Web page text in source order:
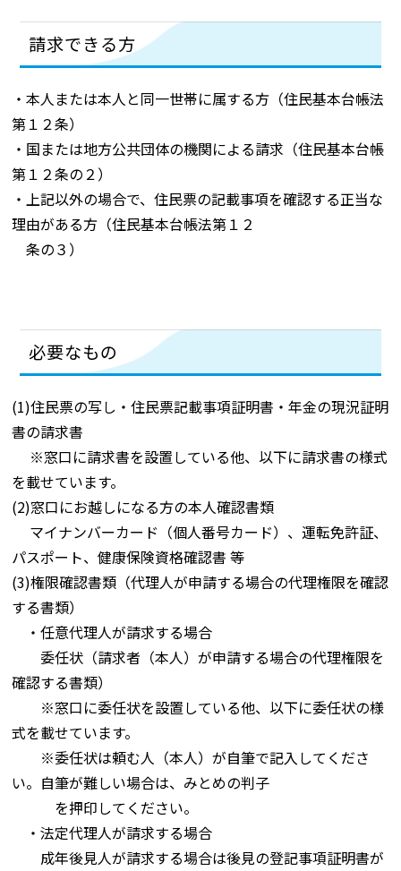
請求できる方
・本人または本人と同一世帯に属する方（住民基本台帳法
第１２条）
・国または地方公共団体の機関による請求（住民基本台帳
第１２条の２）
・上記以外の場合で、住民票の記載事項を確認する正当な
理由がある方（住民基本台帳法第１２
条の３）
必要なもの
(1)住民票の写し・住民票記載事項証明書・年金の現況証明
書の請求書
※窓口に請求書を設置している他、以下に請求書の様式
を載せています。
(2)窓口にお越しになる方の本人確認書類
マイナンバーカード（個人番号カード）、運転免許証、
パスポート、健康保険資格確認書 等
(3)権限確認書類（代理人が申請する場合の代理権限を確認
する書類）
・任意代理人が請求する場合
委任状（請求者（本人）が申請する場合の代理権限を
確認する書類）
※窓口に委任状を設置している他、以下に委任状の様
式を載せています。
※委任状は頼む人（本人）が自筆で記入してくださ
い。自筆が難しい場合は、みとめの判子
を押印してください。
・法定代理人が請求する場合
成年後見人が請求する場合は後見の登記事項証明書が